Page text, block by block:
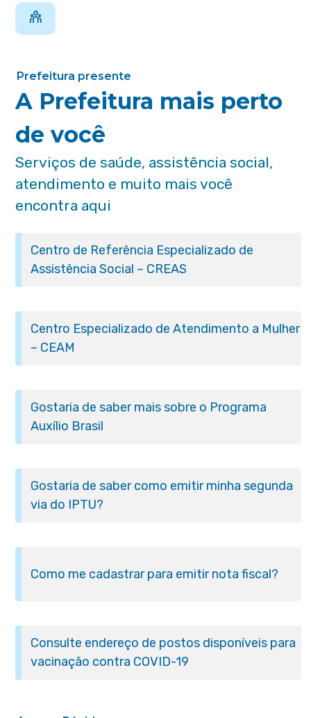
Prefeitura presente
A Prefeitura mais perto
de você
Serviços de saúde, assistência social,
atendimento e muito mais você
encontra aqui
Centro de Referência Especializado de
Assistência Social – CREAS
Centro Especializado de Atendimento a Mulher
– CEAM
Gostaria de saber mais sobre o Programa
Auxílio Brasil
Gostaria de saber como emitir minha segunda
via do IPTU?
Como me cadastrar para emitir nota fiscal?
Consulte endereço de postos disponíveis para
vacinação contra COVID-19